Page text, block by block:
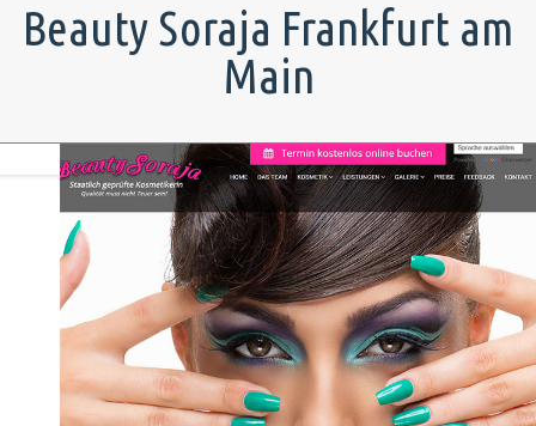
Beauty Soraja Frankfurt am
Main